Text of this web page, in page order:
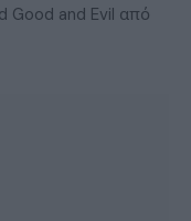
Good and Evil από